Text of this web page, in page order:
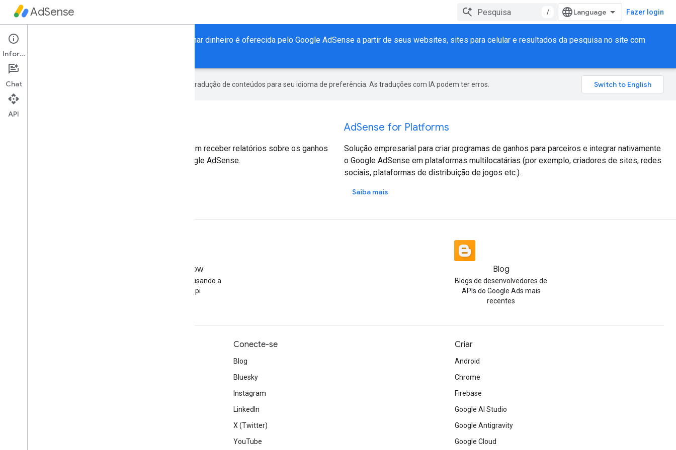
AdSense / Fazer login
Uma maneira sem custo financeiro e flexível de ganhar dinheiro é oferecida pelo Google AdSense a partir de seus websites, sites para celular e resultados da pesquisa no site com
anúncios relevantes e atrativos.
O Google usa tecnologia de IA na tradução de conteúdos para seu idioma de preferência. As traduções com IA podem ter erros.
Destinado a desenvolvedores individuais que querem receber relatórios sobre os ganhos
do Google AdSense e gerenciar o inventário do Google AdSense.
AdSense for Platforms
Solução empresarial para criar programas de ganhos para parceiros e integrar nativamente
o Google AdSense em plataformas multilocatárias (por exemplo, criadores de sites, redes
sociais, plataformas de distribuição de jogos etc.).
Saiba mais
Stack Overflow
Faça uma pergunta usando a
tag adsense-api
Blog
Blogs de desenvolvedores de
APIs do Google Ads mais
recentes
Conecte-se
Blog
Bluesky
Instagram
LinkedIn
X (Twitter)
YouTube
Criar
Android
Chrome
Firebase
Google AI Studio
Google Antigravity
Google Cloud
Informações
Chat
API